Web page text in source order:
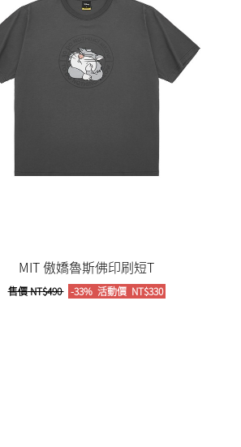
MIT 傲嬌魯斯佛印刷短T
售價NT$490 -33% 活動價NT$330